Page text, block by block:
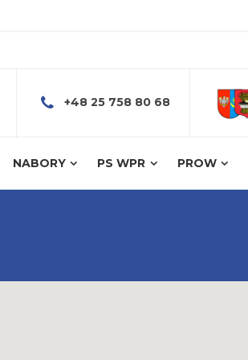
+48 25 758 80 68
NABORY PS WPR PROW